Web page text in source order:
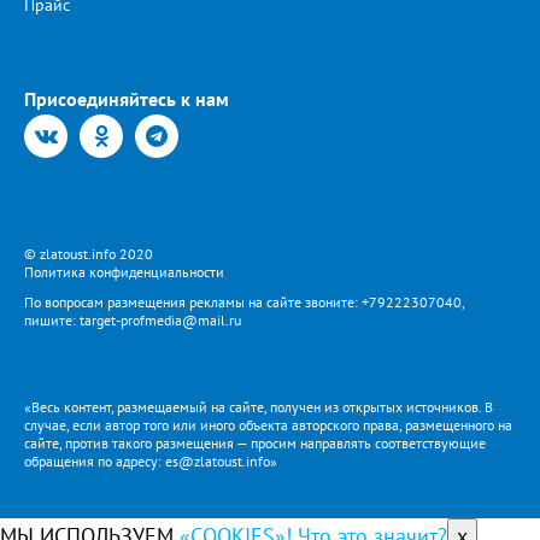
Прайс
Присоединяйтесь к нам
© zlatoust.info 2020
Политика конфиденциальности
По вопросам размещения рекламы на сайте звоните: +79222307040,
пишите: target-profmedia@mail.ru
«Весь контент, размещаемый на сайте, получен из открытых источников. В
случае, если автор того или иного объекта авторского права, размещенного на
сайте, против такого размещения — просим направлять соответствующие
обращения по адресу: es@zlatoust.info»